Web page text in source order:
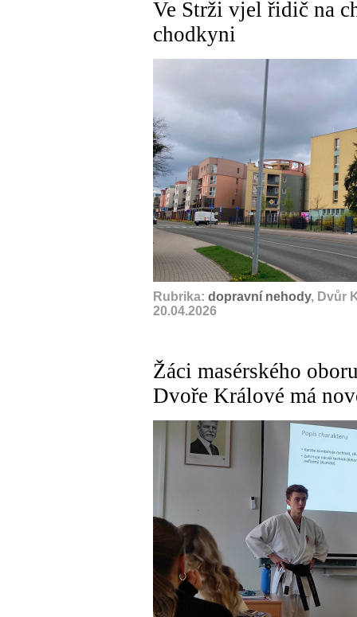
Ve Strži vjel řidič na
chodkyni
Rubrika: dopravní nehody, Dvůr
20.04.2026
Žáci masérského
Dvoře Králové má